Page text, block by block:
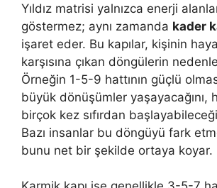
Yıldız matrisi yalnızca enerji
göstermez; aynı zamanda kader
işaret eder. Bu kapılar, kişinin
karşısına çıkan döngülerin
Örneğin 1-5-9 hattının güçlü
büyük dönüşümler yaşayacağını,
birçok kez sıfırdan
Bazı insanlar bu döngüyü fark
bunu net bir şekilde ortaya koyar.